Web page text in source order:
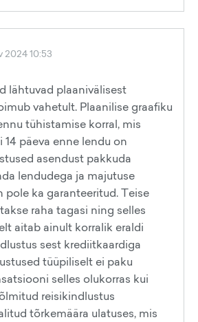
2024 10:53
lähtuvad plaanivälisest
vahetult. Plaanilise graafiku
tühistamise korral, mis
päeva enne lendu on
asendust pakkuda
lendudega ja majutuse
ka garanteeritud. Teise
raha tagasi ning selles
aitab ainult korralik eraldi
sest krediitkaardiga
tüüpiliselt ei paku
selles olukorras kui
reisikindlustus
tõrkemäära ulatuses, mis